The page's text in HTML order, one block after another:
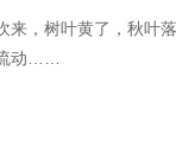
来，树叶黄了，秋叶落
动……